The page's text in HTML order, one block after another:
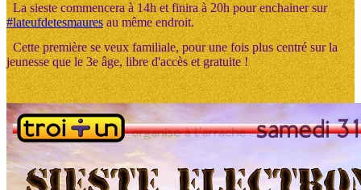
La sieste commencera à 14h et finira à 20h pour enchainer sur
#lateufdetesmauresau même endroit.
Cette première se veux familiale, pour une fois plus centré sur la
jeunesse que le 3e âge, libre d'accès et gratuite !